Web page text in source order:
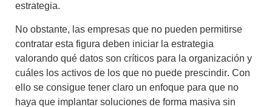
estrategia.
No obstante, las empresas que no pueden permitirse
contratar esta figura deben iniciar la estrategia
valorando qué datos son críticos para la organización y
cuáles los activos de los que no puede prescindir. Con
ello se consigue tener claro un enfoque para que no
haya que implantar soluciones de forma masiva sin